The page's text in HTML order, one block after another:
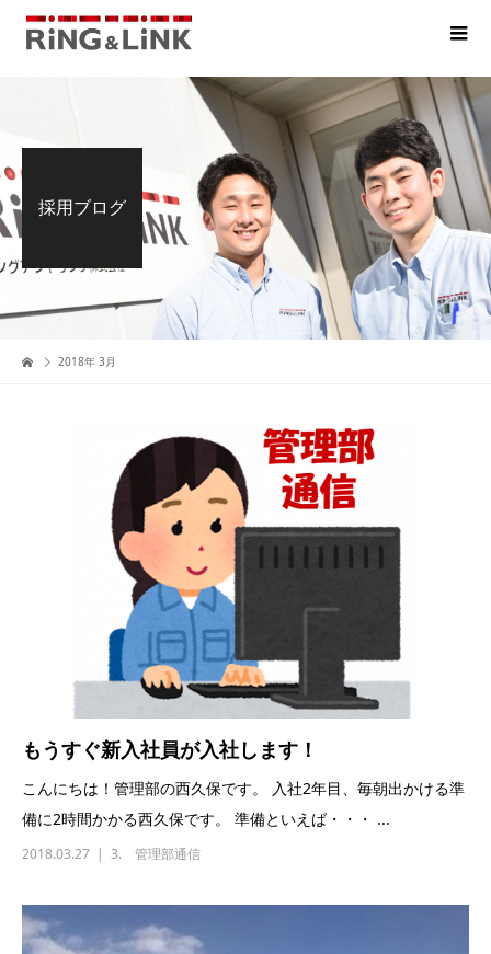
採用ブログ
2018年 3月
もうすぐ新入社員が入社します！
こんにちは！管理部の西久保です。 入社2年目、毎朝出かける準
備に2時間かかる西久保です。 準備といえば・・・ ...
2018.03.27 3. 管理部通信